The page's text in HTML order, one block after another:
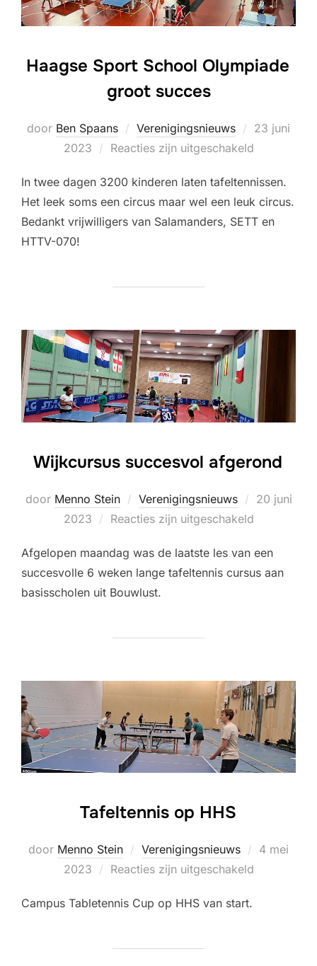
Haagse Sport School Olympiade
groot succes
door Ben Spaans Verenigingsnieuws
Geplaatst
23 juni
2023
Reacties zijn uitgeschakeld
In twee dagen 3200 kinderen laten tafeltennissen.
Het leek soms een circus maar wel een leuk circus.
Bedankt vrijwilligers van Salamanders, SETT en
HTTV-070!
Wijkcursus succesvol afgerond
door Menno Stein Verenigingsnieuws
Geplaatst
20 juni
2023
Reacties zijn uitgeschakeld
Afgelopen maandag was de laatste les van een
succesvolle 6 weken lange tafeltennis cursus aan
basisscholen uit Bouwlust.
Tafeltennis op HHS
door Menno Stein Verenigingsnieuws
Geplaatst
4 mei
2023
Reacties zijn uitgeschakeld
Campus Tabletennis Cup op HHS van start.